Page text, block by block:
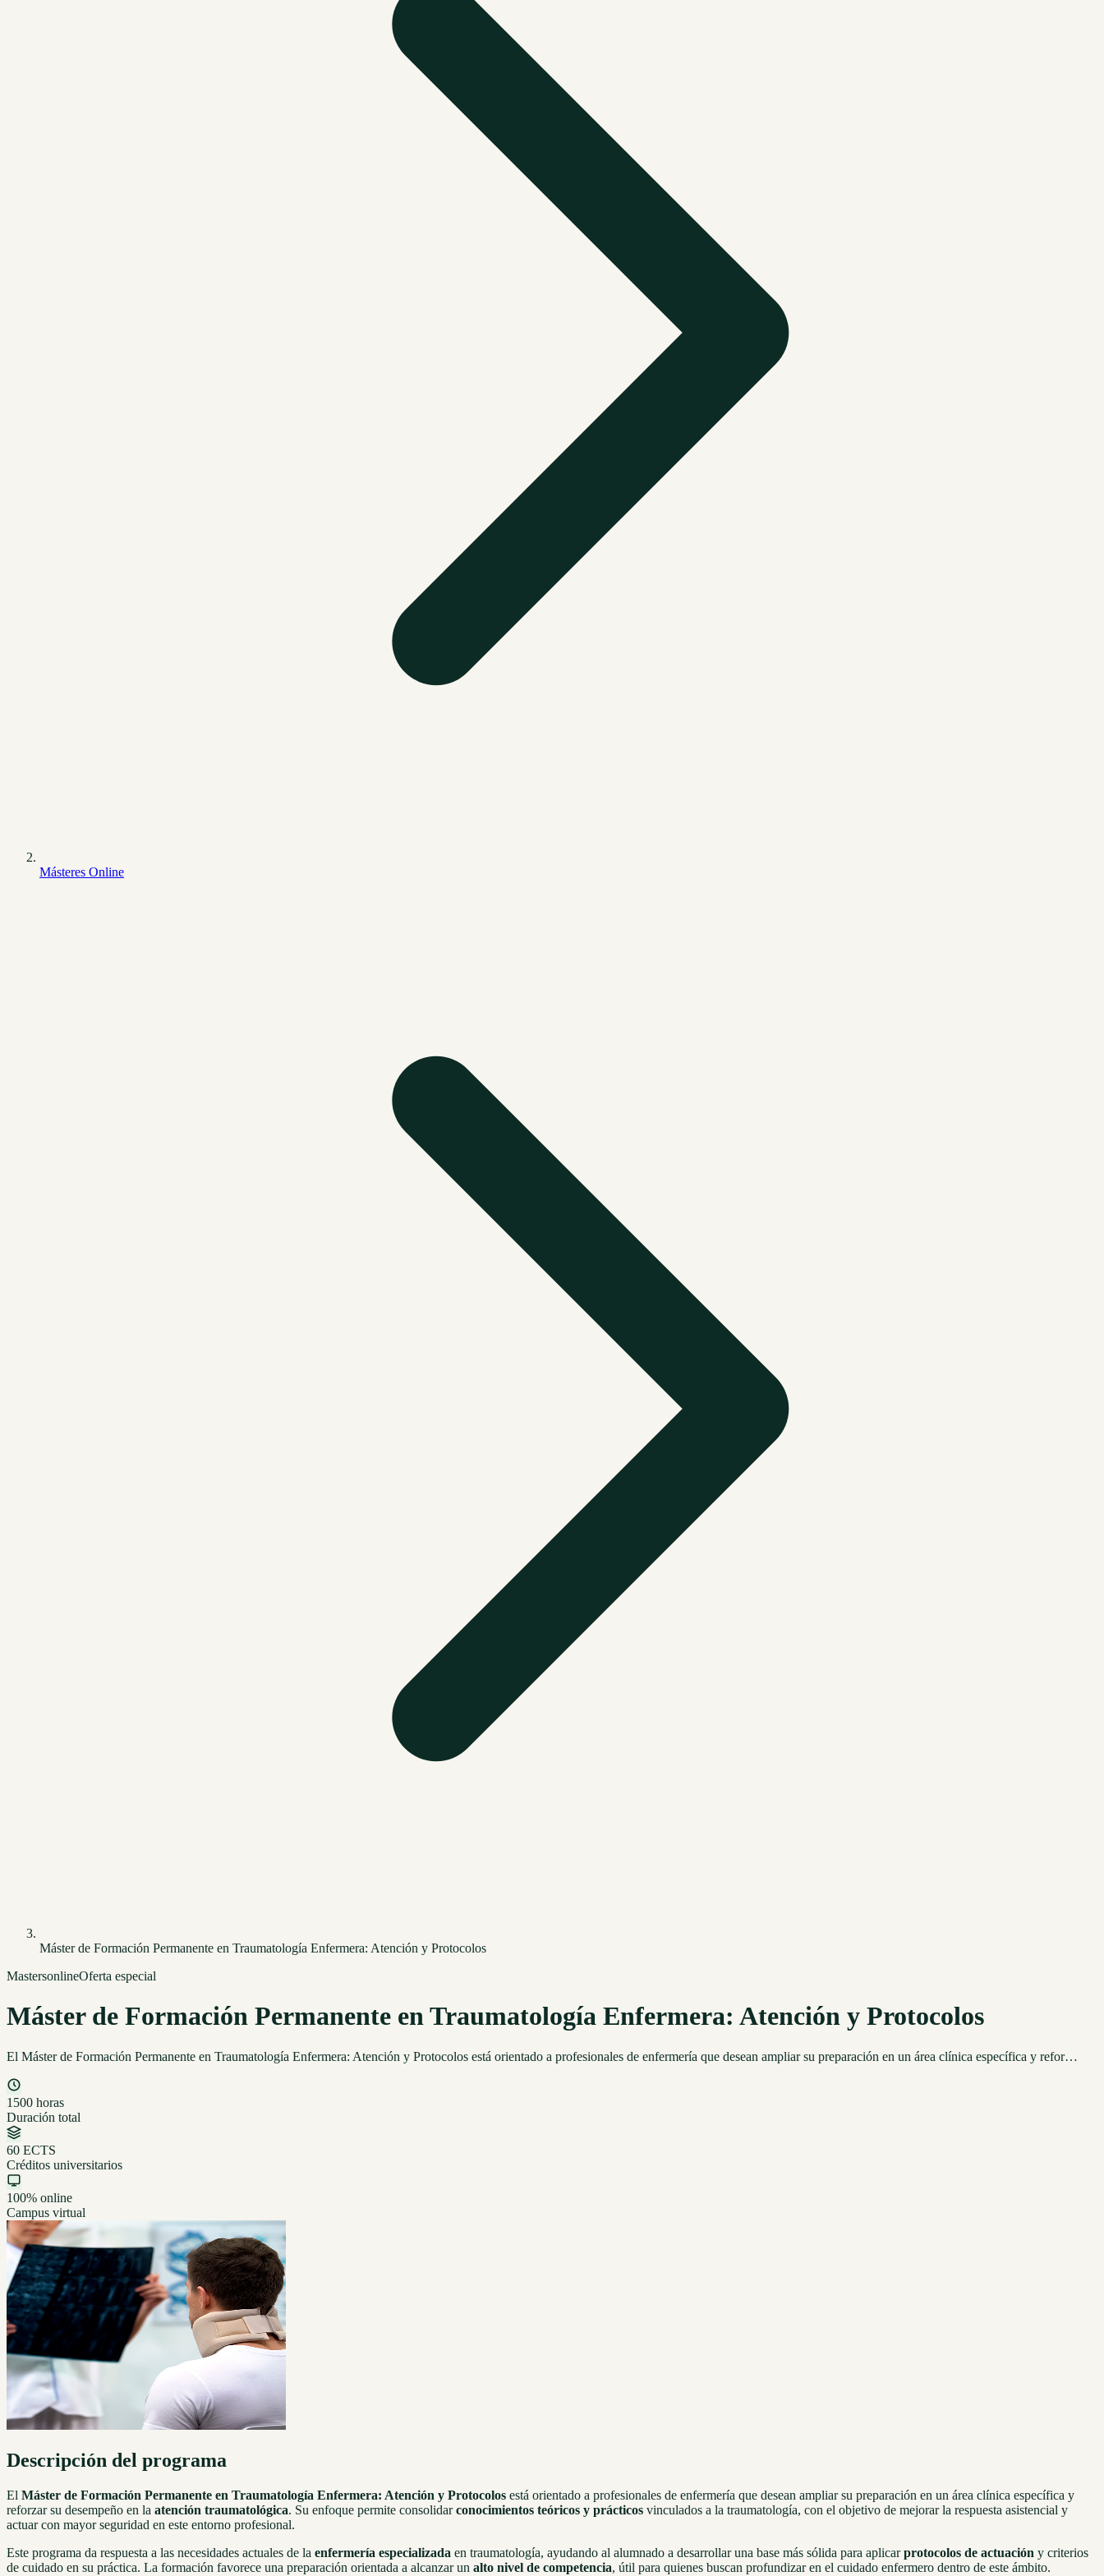
Másteres Online
Máster de Formación Permanente en Traumatología Enfermera: Atención y Protocolos
MastersonlineOferta especial
Máster de Formación Permanente en Traumatología Enfermera: Atención y Protocolos
El Máster de Formación Permanente en Traumatología Enfermera: Atención y Protocolos está orientado a profesionales de enfermería que desean ampliar su preparación en un área clínica específica y refor…
1500 horas
Duración total
60 ECTS
Créditos universitarios
100% online
Campus virtual
Descripción del programa
El Máster de Formación Permanente en Traumatología Enfermera: Atención y Protocolos está orientado a profesionales de enfermería que desean ampliar su preparación en un área clínica específica y
reforzar su desempeño en la atención traumatológica. Su enfoque permite consolidarconocimientos teóricos y prácticos vinculados a la traumatología, con el objetivo de mejorar la respuesta asistencial y
actuar con mayor seguridad en este entorno profesional.
Este programa da respuesta a las necesidades actuales de la enfermería especializada en traumatología, ayudando al alumnado a desarrollar una base más sólida para aplicarprotocolos de actuación y criterios
de cuidado en su práctica. La formación favorece una preparación orientada a alcanzar un alto nivel de competencia, útil para quienes buscan profundizar en el cuidado enfermero dentro de este ámbito.